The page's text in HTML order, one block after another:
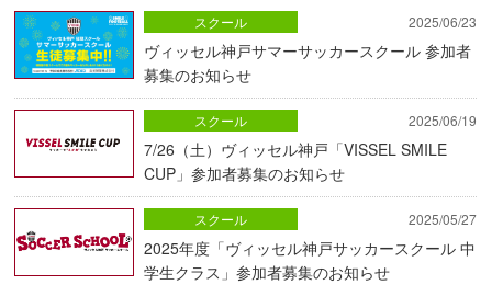
2025/06/23
ヴィッセル神戸サマーサッカースクール 参加者
募集のお知らせ
スクール
2025/06/19
7/26（土）ヴィッセル神戸「VISSEL SMILE
CUP」参加者募集のお知らせ
スクール
2025/05/27
2025年度「ヴィッセル神戸サッカースクール 中
学生クラス」参加者募集のお知らせ
スクール